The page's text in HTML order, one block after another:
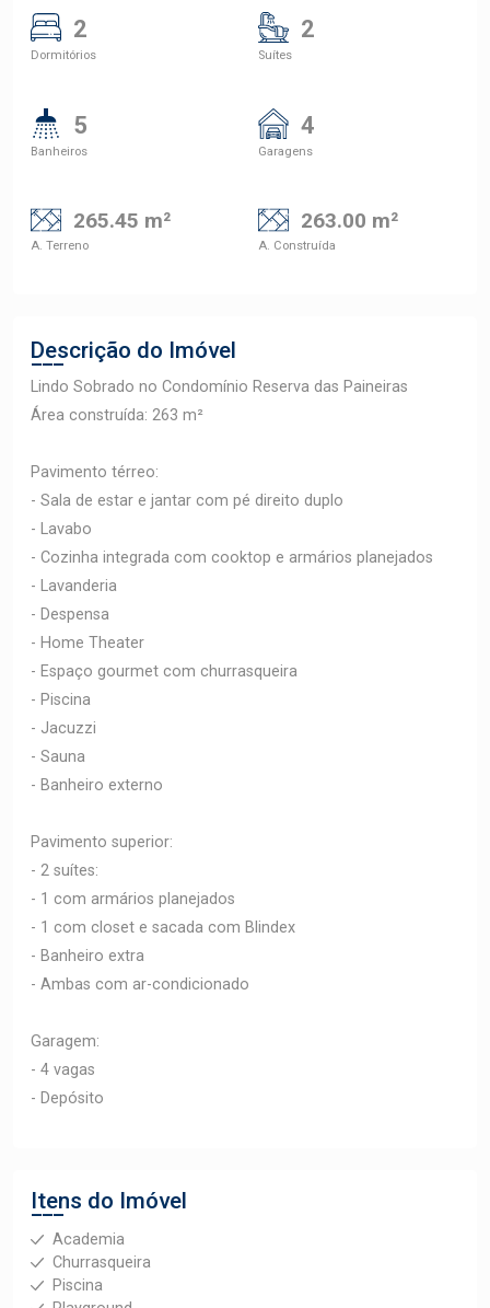
2
Dormitórios
2
Suítes
5
Banheiros
4
Garagens
265.45 m²
A. Terreno
263.00 m²
A. Construída
Descrição do Imóvel
Lindo Sobrado no Condomínio Reserva das Paineiras
Área construída: 263 m²
Pavimento térreo:
- Sala de estar e jantar com pé direito duplo
- Lavabo
- Cozinha integrada com cooktop e armários planejados
- Lavanderia
- Despensa
- Home Theater
- Espaço gourmet com churrasqueira
- Piscina
- Jacuzzi
- Sauna
- Banheiro externo
Pavimento superior:
- 2 suítes:
- 1 com armários planejados
- 1 com closet e sacada com Blindex
- Banheiro extra
- Ambas com ar-condicionado
Garagem:
- 4 vagas
- Depósito
Itens do Imóvel
Academia
Churrasqueira
Piscina